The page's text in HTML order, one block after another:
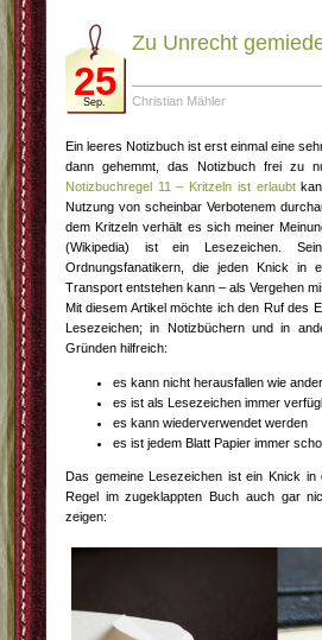
25
Sep.
Zu Unrecht
Christian Mähler
Ein leeres Notizbuch ist erst einmal eine
dann gehemmt, das Notizbuch frei zu
Notizbuchregel 11 – Kritzeln ist erlaubt
Nutzung von scheinbar Verbotenem
dem Kritzeln verhält es sich meiner
(Wikipedia) ist ein Lesezeichen.
Ordnungsfanatikern, die jeden Knick in
Transport entstehen kann – als Vergehen
Mit diesem Artikel möchte ich den Ruf des
Lesezeichen; in Notizbüchern und in
Gründen hilfreich:
es kann nicht herausfallen wie
es ist als Lesezeichen immer
es kann wiederverwendet werden
es ist jedem Blatt Papier immer
Das gemeine Lesezeichen ist ein Knick
Regel im zugeklappten Buch auch gar
zeigen: